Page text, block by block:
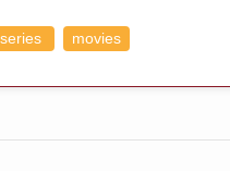
movies